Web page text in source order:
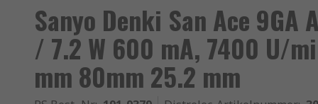
Sanyo Denki San Ace
/ 7.2 W 600 mA, 7400 U/
mm 80mm 25.2 mm